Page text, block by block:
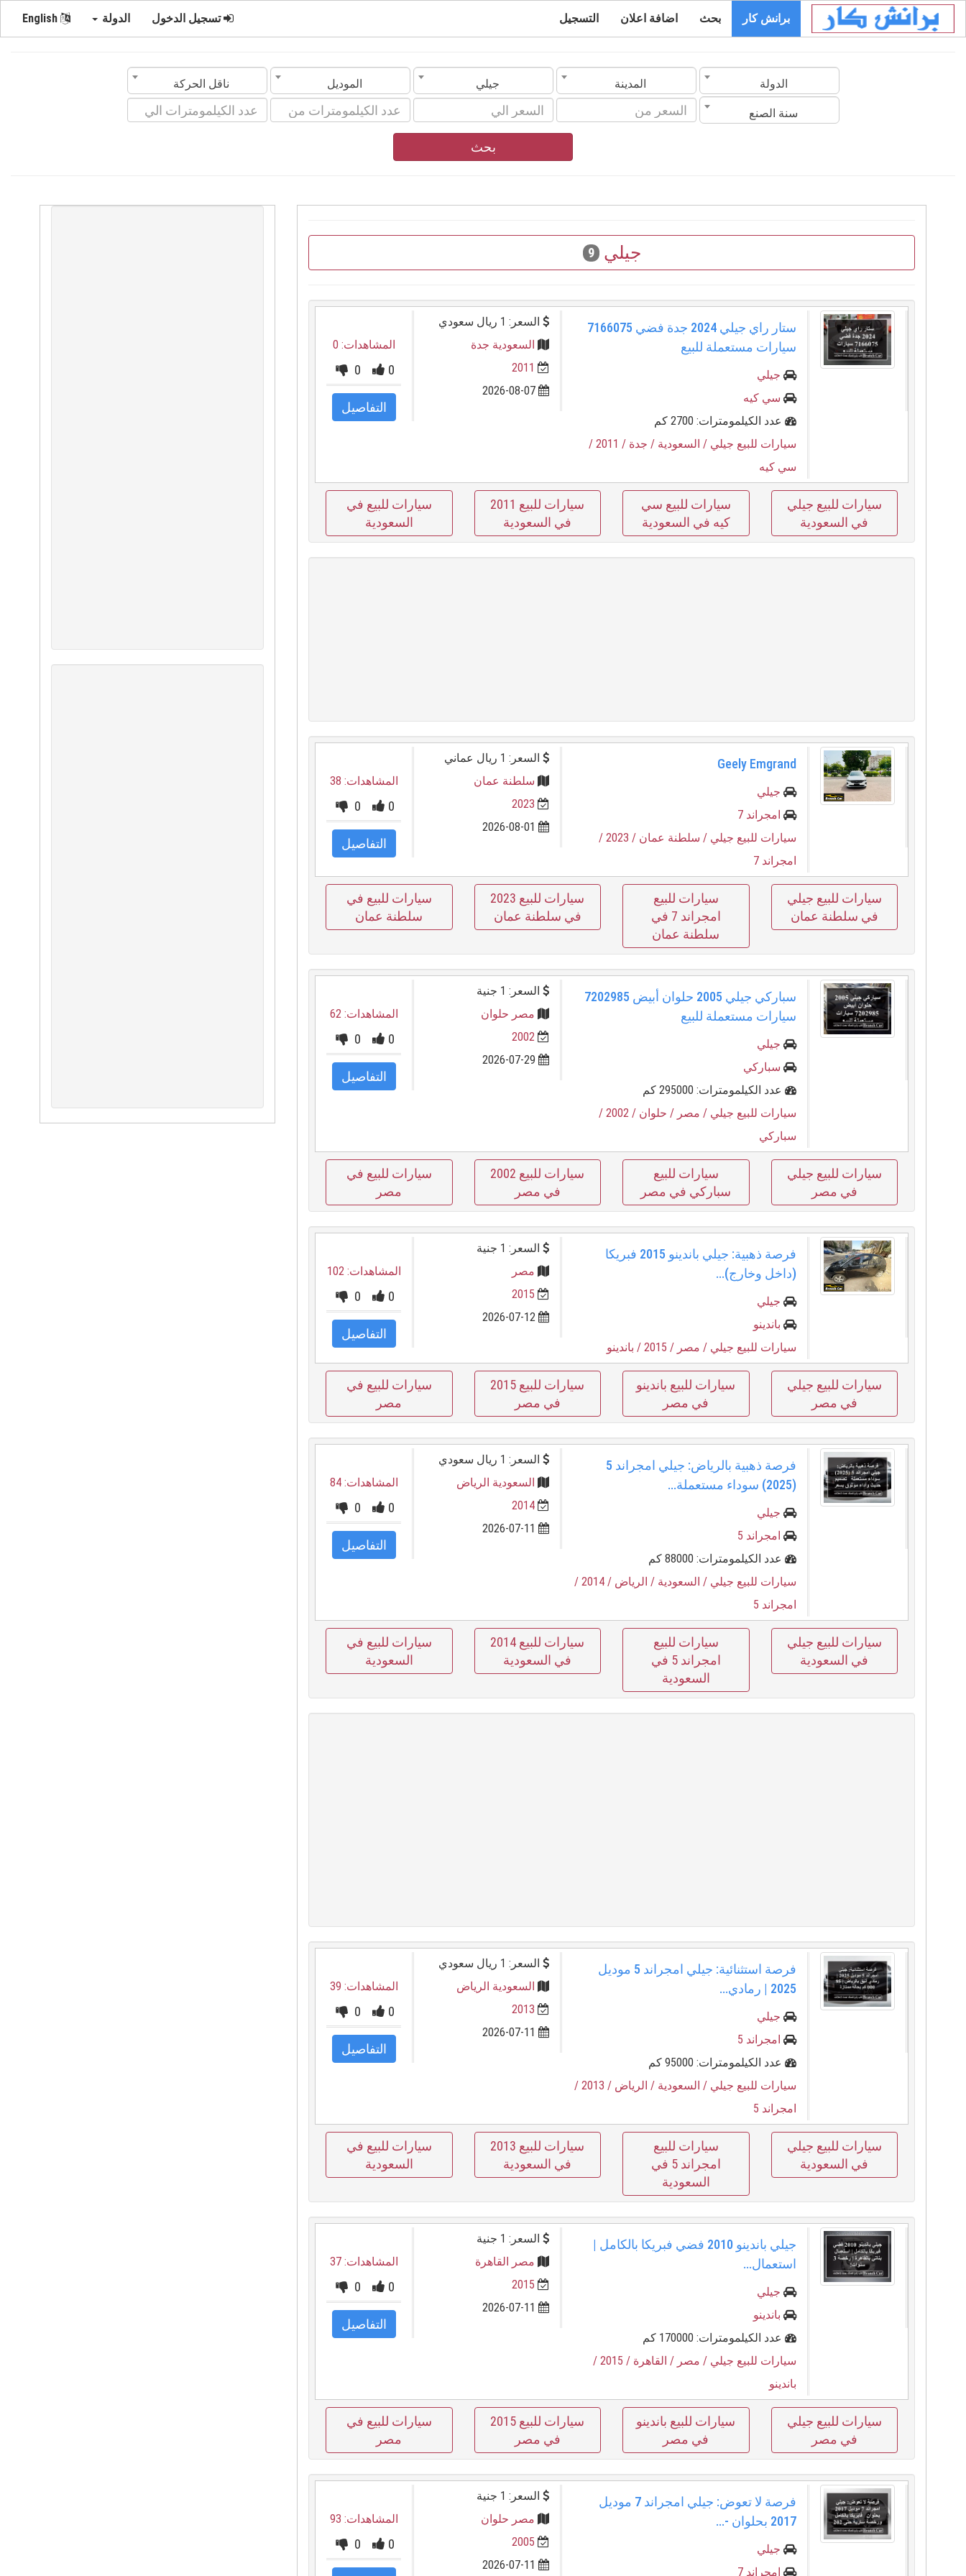
برانش كار بحث اضافة اعلان التسجيل تسجيل الدخول الدولة
الدولة المدينة جيلي الموديل ناقل الحركة
سنة الصنع
بحث
جيلي 9
ستار راي جيلي 2024 جدة فضي 7166075
سيارات مستعملة للبيع
جيلي
سي كيه
عدد الكيلمومترات: 2700 كم
سيارات للبيع جيلي / السعودية / جدة / 2011
/
سي كيه
السعر: 1 ريال سعودي
السعودية جدة
2011
2026-08-07
المشاهدات: 0
0
0
التفاصيل
سيارات للبيع جيلي
في السعودية
سيارات للبيع سي
كيه في السعودية
سيارات للبيع 2011
في السعودية
سيارات للبيع في
السعودية
Geely Emgrand
جيلي
امجراند 7
سيارات للبيع جيلي / سلطنة عمان / 2023
/
امجراند 7
السعر: 1 ريال عماني
سلطنة عمان
2023
2026-08-01
المشاهدات: 38
0
0
التفاصيل
سيارات للبيع جيلي
في سلطنة عمان
سيارات للبيع
امجراند 7 في
سلطنة عمان
سيارات للبيع 2023
في سلطنة عمان
سيارات للبيع في
سلطنة عمان
سباركي جيلي 2005 حلوان أبيض 7202985
سيارات مستعملة للبيع
جيلي
سباركي
عدد الكيلمومترات: 295000 كم
سيارات للبيع جيلي / مصر / حلوان / 2002
/
سباركي
السعر: 1 جنية
مصر حلوان
2002
2026-07-29
المشاهدات: 62
0
0
التفاصيل
سيارات للبيع جيلي
في مصر
سيارات للبيع
سباركي في مصر
سيارات للبيع 2002
في مصر
سيارات للبيع في
مصر
فرصة ذهبية: جيلي باندينو 2015 فبريكا
(داخل وخارج)...
جيلي
باندينو
سيارات للبيع جيلي / مصر / 2015 / باندينو
السعر: 1 جنية
مصر
2015
2026-07-12
المشاهدات: 102
0
0
التفاصيل
سيارات للبيع جيلي
في مصر
سيارات للبيع باندينو
في مصر
سيارات للبيع 2015
في مصر
سيارات للبيع في
مصر
فرصة ذهبية بالرياض: جيلي امجراند 5
(2025) سوداء مستعملة...
جيلي
امجراند 5
عدد الكيلمومترات: 88000 كم
سيارات للبيع جيلي / السعودية / الرياض / 2014
/
امجراند 5
السعر: 1 ريال سعودي
السعودية الرياض
2014
2026-07-11
المشاهدات: 84
0
0
التفاصيل
سيارات للبيع جيلي
في السعودية
سيارات للبيع
امجراند 5 في
السعودية
سيارات للبيع 2014
في السعودية
سيارات للبيع في
السعودية
فرصة استثنائية: جيلي امجراند 5 موديل
2025 | رمادي...
جيلي
امجراند 5
عدد الكيلمومترات: 95000 كم
سيارات للبيع جيلي / السعودية / الرياض / 2013
/
امجراند 5
السعر: 1 ريال سعودي
السعودية الرياض
2013
2026-07-11
المشاهدات: 39
0
0
التفاصيل
سيارات للبيع جيلي
في السعودية
سيارات للبيع
امجراند 5 في
السعودية
سيارات للبيع 2013
في السعودية
سيارات للبيع في
السعودية
جيلي باندينو 2010 فضي فبريكا بالكامل |
استعمال...
جيلي
باندينو
عدد الكيلمومترات: 170000 كم
سيارات للبيع جيلي / مصر / القاهرة / 2015
/
باندينو
السعر: 1 جنية
مصر القاهرة
2015
2026-07-11
المشاهدات: 37
0
0
التفاصيل
سيارات للبيع جيلي
في مصر
سيارات للبيع باندينو
في مصر
سيارات للبيع 2015
في مصر
سيارات للبيع في
مصر
فرصة لا تعوض: جيلي امجراند 7 موديل
2017 بحلوان -...
جيلي
امجراند 7
السعر: 1 جنية
مصر حلوان
2005
2026-07-11
المشاهدات: 93
0
0